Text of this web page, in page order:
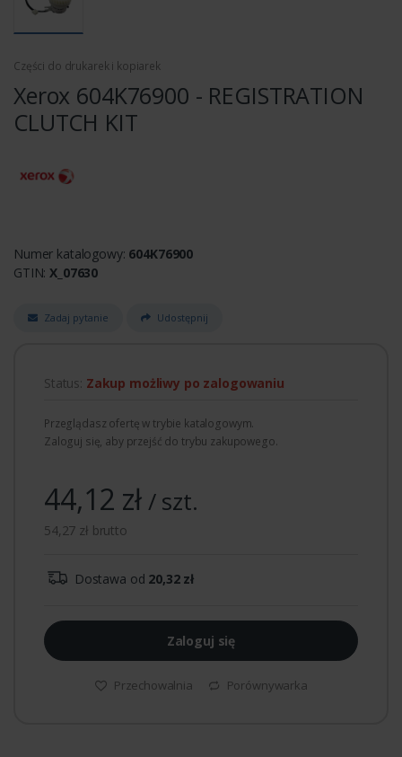
Części do drukarek i kopiarek
Xerox 604K76900 - REGISTRATION
CLUTCH KIT
Numer katalogowy: 604K76900
GTIN:X_07630
Zadaj pytanie Udostępnij
Status: Zakup możliwy po zalogowaniu
Przeglądasz ofertę w trybie katalogowym.
Zaloguj się, aby przejść do trybu zakupowego.
44,12 zł/ szt.
54,27 zł brutto
Dostawa od 20,32 zł
Zaloguj się
Przechowalnia Porównywarka